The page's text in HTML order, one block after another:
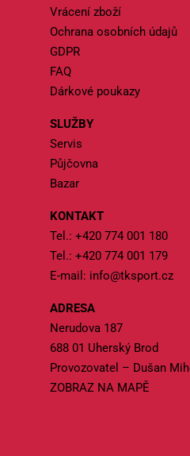
ADRESA
Nerudova 187
688 01 Uherský Brod
Provozovatel – Dušan
ZOBRAZ NA MAPĚ
KONTAKT
Tel.: +420 774 001 180
Tel.: +420 774 001 179
E-mail: info@tksport.cz
SLUŽBY
Servis
Půjčovna
Bazar
Vrácení zboží
Ochrana osobních údajů
GDPR
FAQ
Dárkové poukazy